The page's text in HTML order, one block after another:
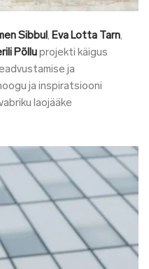
Sibbul, Eva Lotta Tarn,
Põllu projekti käigus
ja
ja inspiratsiooni
laojääke